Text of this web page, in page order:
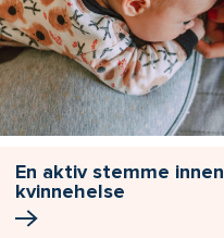
En aktiv stemme innen
kvinnehelse